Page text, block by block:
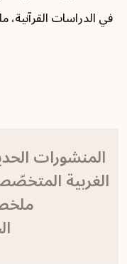
في الدراسات القرآنية،
المنشورات
الغربية